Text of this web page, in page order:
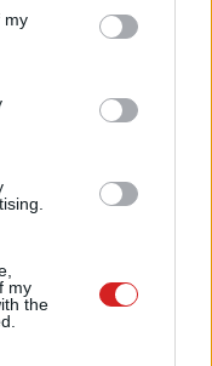
You may click to
third-party tags to
in below Google
my
my
the
drivert és belső
késleltetés
teszt,